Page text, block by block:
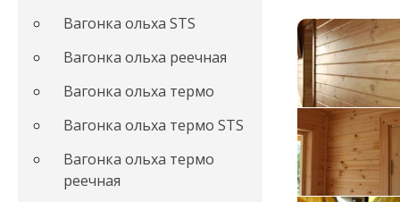
Вагонка ольха STS
Вагонка ольха реечная
Вагонка ольха термо
Вагонка ольха термо STS
Вагонка ольха термо
реечная